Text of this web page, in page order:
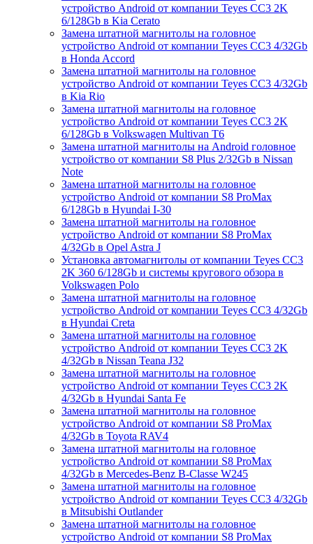
устройство Android от компании Teyes CC3 2K
6/128Gb в Kia Cerato
Замена штатной магнитолы на головное
устройство Android от компании Teyes CC3 4/32Gb
в Honda Accord
Замена штатной магнитолы на головное
устройство Android от компании Teyes CC3 4/32Gb
в Kia Rio
Замена штатной магнитолы на головное
устройство Android от компании Teyes CC3 2K
6/128Gb в Volkswagen Multivan T6
Замена штатной магнитолы на Android головное
устройство от компании S8 Plus 2/32Gb в Nissan
Note
Замена штатной магнитолы на головное
устройство Android от компании S8 ProMax
6/128Gb в Hyundai I-30
Замена штатной магнитолы на головное
устройство Android от компании S8 ProMax
4/32Gb в Opel Astra J
Установка автомагнитолы от компании Teyes CC3
2K 360 6/128Gb и системы кругового обзора в
Volkswagen Polo
Замена штатной магнитолы на головное
устройство Android от компании Teyes CC3 4/32Gb
в Hyundai Creta
Замена штатной магнитолы на головное
устройство Android от компании Teyes CC3 2K
4/32Gb в Nissan Teana J32
Замена штатной магнитолы на головное
устройство Android от компании Teyes CC3 2K
4/32Gb в Hyundai Santa Fe
Замена штатной магнитолы на головное
устройство Android от компании S8 ProMax
4/32Gb в Toyota RAV4
Замена штатной магнитолы на головное
устройство Android от компании S8 ProMax
4/32Gb в Mercedes-Benz B-Classe W245
Замена штатной магнитолы на головное
устройство Android от компании Teyes CC3 4/32Gb
в Mitsubishi Outlander
Замена штатной магнитолы на головное
устройство Android от компании S8 ProMax